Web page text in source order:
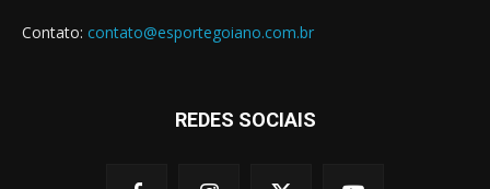
Contato: contato@esportegoiano.com.br
REDES SOCIAIS